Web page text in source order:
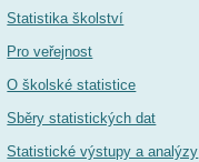
Statistika školství
Pro veřejnost
O školské statistice
Sběry statistických dat
Statistické výstupy a analýzy